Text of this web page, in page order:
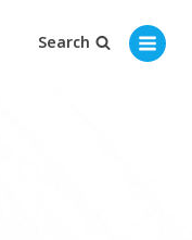
Search